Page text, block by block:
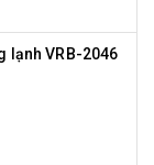
lạnh VRB-2046